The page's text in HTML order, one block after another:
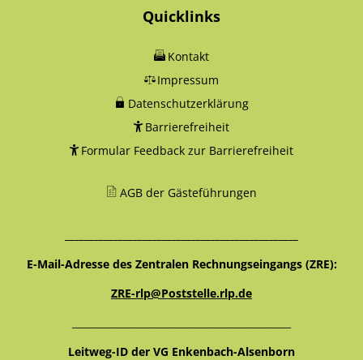
Quicklinks
Kontakt
Impressum
Datenschutzerklärung
Barrierefreiheit
Formular Feedback zur Barrierefreiheit
AGB der Gästeführungen
E-Mail-Adresse des Zentralen Rechnungseingangs (ZRE):
ZRE-rlp@Poststelle.rlp.de
Leitweg-ID der VG Enkenbach-Alsenborn